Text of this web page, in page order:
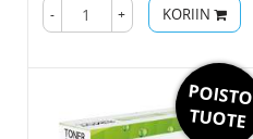
- + KORIIN
POISTO
TUOTE